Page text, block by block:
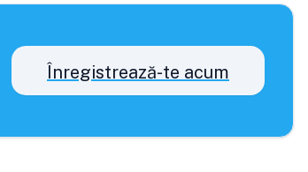
Înregistrează-te acum